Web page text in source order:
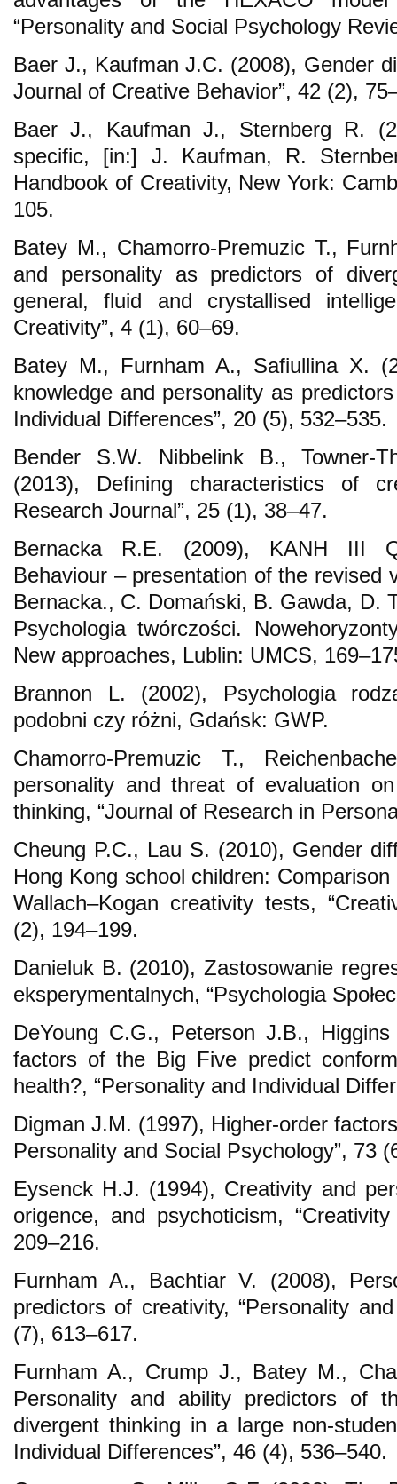
“Personality and Social Psychology
Baer J., Kaufman J.C. (2008), Gender
Journal of Creative Behavior”, 42 (2),
Baer J., Kaufman J., Sternberg R.
specific, [in:] J. Kaufman, R.
Handbook of Creativity, New York:
105.
Batey M., Chamorro-Premuzic T.,
and personality as predictors of
general, fluid and crystallised
Creativity”, 4 (1), 60–69.
Batey M., Furnham A., Safiullina X.
knowledge and personality as
Individual Differences”, 20 (5), 532–535.
Bender S.W. Nibbelink B., Towner-
(2013), Defining characteristics of
Research Journal”, 25 (1), 38–47.
Bernacka R.E. (2009), KANH III
Behaviour – presentation of the revised
Bernacka., C. Domański, B. Gawda, D.
Psychologia twórczości.
New approaches, Lublin: UMCS,
Brannon L. (2002), Psychologia
podobni czy różni, Gdańsk: GWP.
Chamorro-Premuzic T.,
personality and threat of evaluation
thinking, “Journal of Research in
Cheung P.C., Lau S. (2010), Gender
Hong Kong school children:
Wallach–Kogan creativity tests,
(2), 194–199.
Danieluk B. (2010), Zastosowanie
eksperymentalnych, “Psychologia
DeYoung C.G., Peterson J.B.,
factors of the Big Five predict
health?, “Personality and Individual
Digman J.M. (1997), Higher-order
Personality and Social Psychology”, 73
Eysenck H.J. (1994), Creativity and
origence, and psychoticism,
209–216.
Furnham A., Bachtiar V. (2008),
predictors of creativity, “Personality
(7), 613–617.
Furnham A., Crump J., Batey M.,
Personality and ability predictors of
divergent thinking in a large non-
Individual Differences”, 46 (4), 536–540.